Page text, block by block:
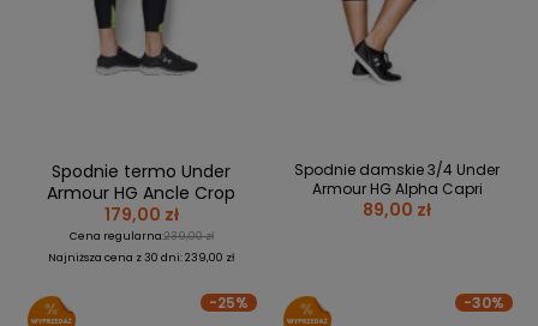
AKCESORIA
KÓŁKA
ŁOŻYSKA
OCHRANIACZE
ODZIEŻ
ZAMIENNE
MEDYCYNA
SPORTOWA
KOLEKCJE
SEZONOWE
PERSONALIZACJA
ODZIEŻY
SPORTREBEL
CUSTOM
TURNIEJE
Spodnie termo Under
Armour HG Ancle Crop
179,00 zł
Cena regularna:239,00 zł
Najniższa cena z 30 dni: 239,00 zł
Spodnie damskie 3/4 Under
Armour HG Alpha Capri
89,00 zł
-25% -30%